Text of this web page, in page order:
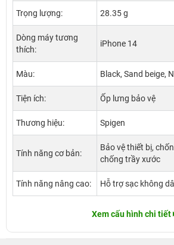
Trọng lượng: 28.35 g
Dòng máy tương
thích:
iPhone 14
Màu: Black, Sand beige,
Tiện ích: Ốp lưng bảo vệ
Thương hiệu: Spigen
Tính năng cơ bản:
Bảo vệ thiết bị,
chống trầy xước
Tính năng nâng cao: Hỗ trợ sạc không
Xem cấu hình chi tiết